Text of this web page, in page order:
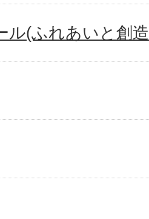
ル(ふれあいと創